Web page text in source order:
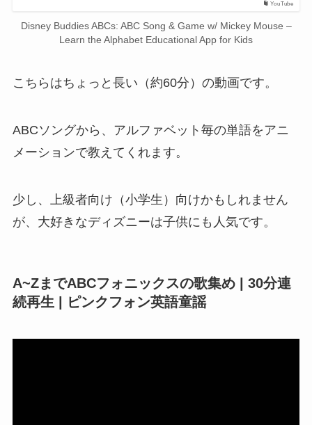
YouTube
Disney Buddies ABCs: ABC Song & Game w/ Mickey Mouse –
Learn the Alphabet Educational App for Kids
こちらはちょっと長い（約60分）の動画です。
ABCソングから、アルファベット毎の単語をアニ
メーションで教えてくれます。
少し、上級者向け（小学生）向けかもしれません
が、大好きなディズニーは子供にも人気です。
A~ZまでABCフォニックスの歌集め | 30分連
続再生 | ピンクフォン英語童謡